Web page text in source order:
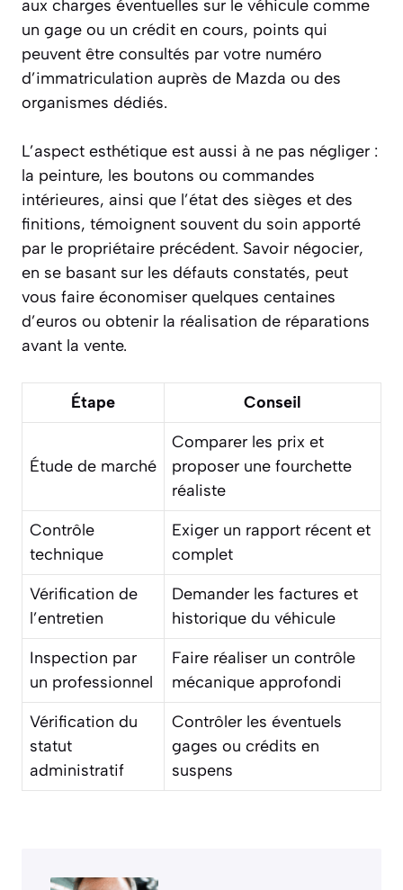
aux charges éventuelles sur le véhicule comme
un gage ou un crédit en cours, points qui
peuvent être consultés par votre numéro
d’immatriculation auprès de Mazda ou des
organismes dédiés.
L’aspect esthétique est aussi à ne pas négliger :
la peinture, les boutons ou commandes
intérieures, ainsi que l’état des sièges et des
finitions, témoignent souvent du soin apporté
par le propriétaire précédent. Savoir négocier,
en se basant sur les défauts constatés, peut
vous faire économiser quelques centaines
d’euros ou obtenir la réalisation de réparations
avant la vente.
Étape Conseil
Étude de marché
Comparer les prix et
proposer une fourchette
réaliste
Contrôle
technique
Exiger un rapport récent et
complet
Vérification de
l’entretien
Demander les factures et
historique du véhicule
Inspection par
un professionnel
Faire réaliser un contrôle
mécanique approfondi
Vérification du
statut
administratif
Contrôler les éventuels
gages ou crédits en
suspens